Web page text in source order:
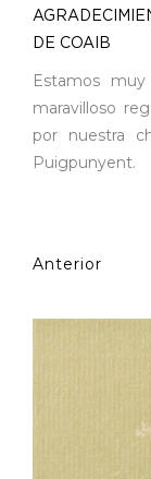
DE COAIB
Estamos
maravilloso
por nuestra
Puigpunyent.
Anterior